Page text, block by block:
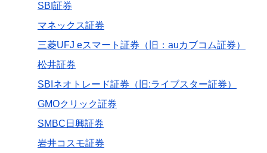
SBI証券
マネックス証券
三菱UFJ eスマート証券（旧：auカブコム証券）
松井証券
SBIネオトレード証券（旧:ライブスター証券）
GMOクリック証券
SMBC日興証券
岩井コスモ証券